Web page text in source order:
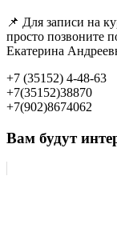
📌 Для записи на
просто позвоните
Екатерина
+7 (35152) 4-48-63
+7(35152)38870
+7(902)8674062
Вам будут